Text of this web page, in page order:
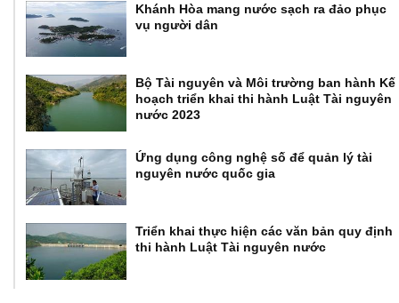
Khánh Hòa mang nước sạch ra đảo phục
vụ người dân
Bộ Tài nguyên và Môi trường ban hành Kế
hoạch triển khai thi hành Luật Tài nguyên
nước 2023
Ứng dụng công nghệ số để quản lý tài
nguyên nước quốc gia
Triển khai thực hiện các văn bản quy định
thi hành Luật Tài nguyên nước